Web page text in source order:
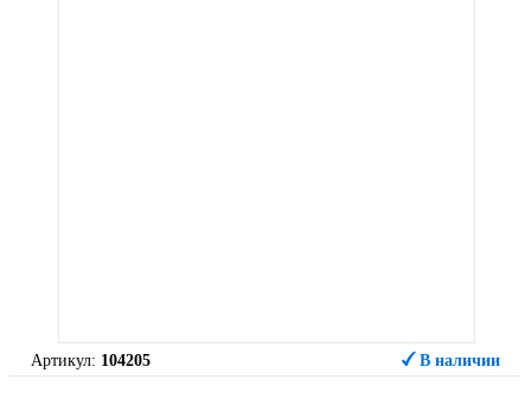
Артикул: 104205 В наличии